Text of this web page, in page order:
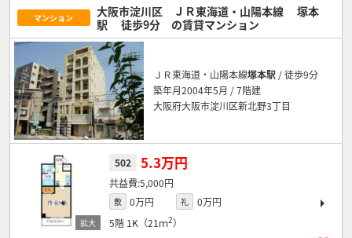
マンション 大阪市淀川区 ＪＲ東海道・山陽本線
塚本
駅
徒歩9分 の賃貸マンション
ＪＲ東海道・山陽本線塚本駅 / 徒歩9分
築年月2004年5月 / 7階建
大阪府大阪市淀川区新北野3丁目
502 5.3万円
5,000円
敷 0万円 礼
0万円
5階 1K（21ｍ2）